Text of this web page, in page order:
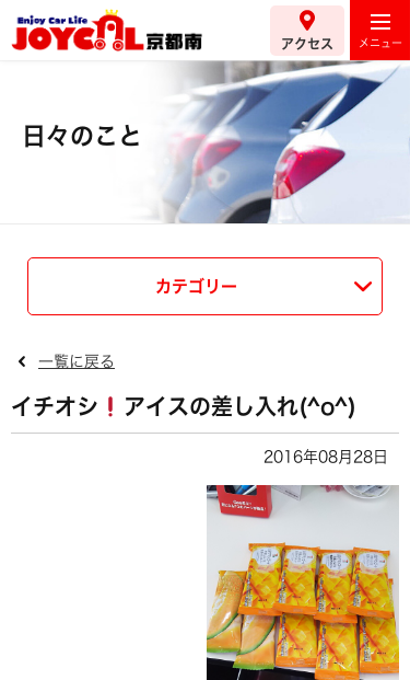
アクセス
日々のこと
カテゴリー
一覧に戻る
イチオシ アイスの差し入れ(^o^)
2016年08月28日